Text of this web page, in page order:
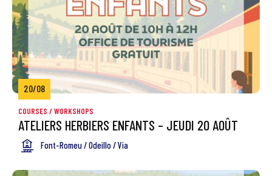
20/08
COURSES / WORKSHOPS
ATELIERS HERBIERS ENFANTS – JEUDI 20 AOÛT
Font-Romeu / Odeillo / Via